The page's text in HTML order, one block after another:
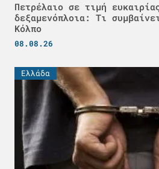
Πετρέλαιο σε τιμή
δεξαμενόπλοια: Τι
Κόλπο
08.08.26
Ελλάδα